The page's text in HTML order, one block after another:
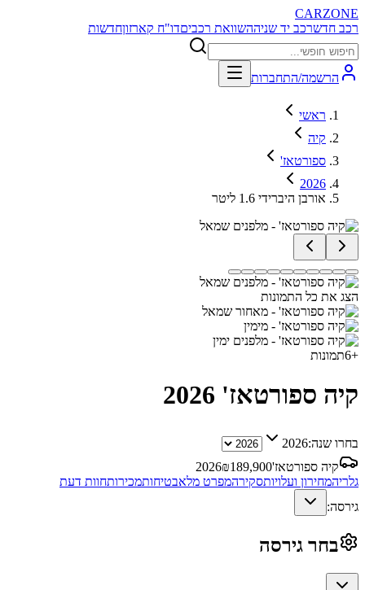
CARZONE
רכב חדשרכב יד שניההשוואת רכביםדו"ח קארזוןחדשות
הרשמה/התחברות
ראשי
קיה
ספורטאז'
2026
אורבן היברידי 1.6 ליטר
הצג את כל התמונות
+
6תמונות
קיה ספורטאז' 2026
בחרו שנה:2026
קיה ספורטאז'
2026₪189,900
גלריהמחירון ועלויותסקירהמפרט מלאבטיחותמכירותחוות דעת
גירסה:
בחר גירסה